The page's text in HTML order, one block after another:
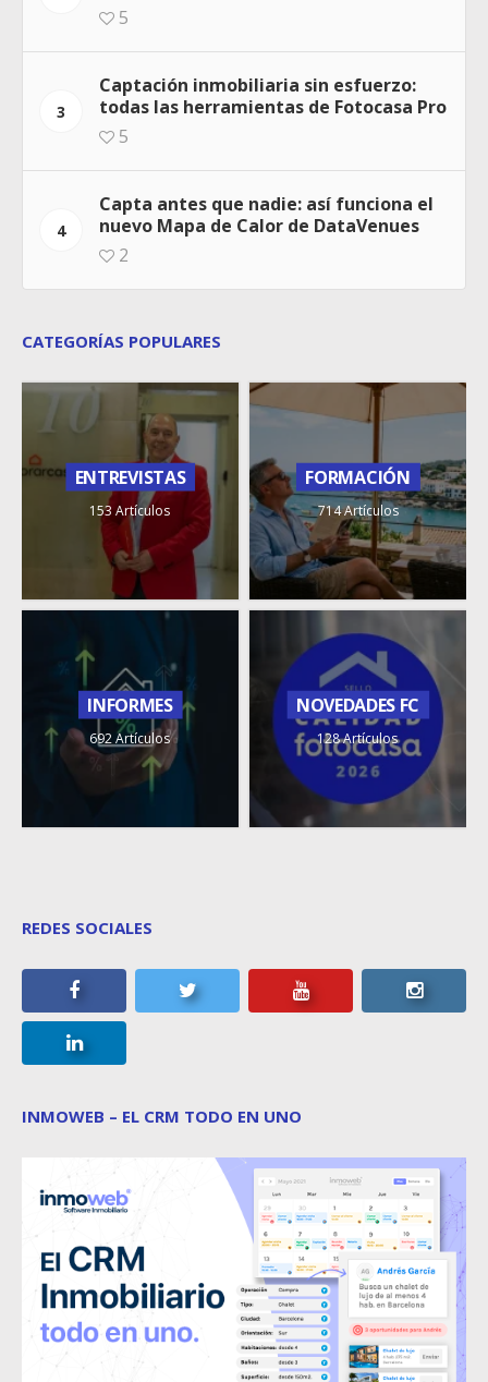
5
3
Captación inmobiliaria sin esfuerzo:
todas las herramientas de Fotocasa Pro
5
4
Capta antes que nadie: así funciona el
nuevo Mapa de Calor de DataVenues
2
CATEGORÍAS POPULARES
ENTREVISTAS
153 Artículos
FORMACIÓN
714 Artículos
INFORMES
692 Artículos
NOVEDADES FC
128 Artículos
REDES SOCIALES
INMOWEB – EL CRM TODO EN UNO